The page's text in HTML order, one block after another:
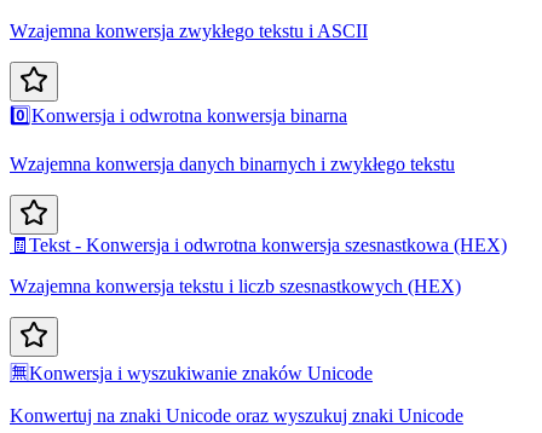
Wzajemna konwersja zwykłego tekstu i ASCII
0️⃣Konwersja i odwrotna konwersja binarna
Wzajemna konwersja danych binarnych i zwykłego tekstu
🧾 Tekst - Konwersja i odwrotna konwersja szesnastkowa (HEX)
Wzajemna konwersja tekstu i liczb szesnastkowych (HEX)
🈚Konwersja i wyszukiwanie znaków Unicode
Konwertuj na znaki Unicode oraz wyszukuj znaki Unicode